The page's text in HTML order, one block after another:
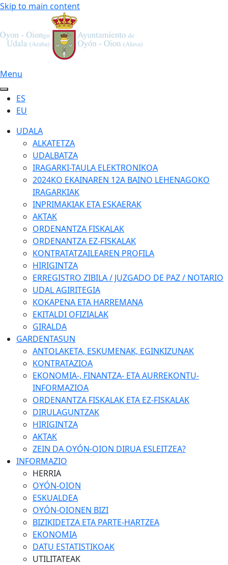
Skip to main content
Menu
ES
EU
UDALA
ALKATETZA
UDALBATZA
IRAGARKI-TAULA ELEKTRONIKOA
2024KO EKAINAREN 12A BAINO LEHENAGOKO
IRAGARKIAK
INPRIMAKIAK ETA ESKAERAK
AKTAK
ORDENANTZA FISKALAK
ORDENANTZA EZ-FISKALAK
KONTRATATZAILEAREN PROFILA
HIRIGINTZA
ERREGISTRO ZIBILA / JUZGADO DE PAZ / NOTARIO
UDAL AGIRITEGIA
KOKAPENA ETA HARREMANA
EKITALDI OFIZIALAK
GIRALDA
GARDENTASUN
ANTOLAKETA, ESKUMENAK, EGINKIZUNAK
KONTRATAZIOA
EKONOMIA-, FINANTZA- ETA AURREKONTU-
INFORMAZIOA
ORDENANTZA FISKALAK ETA EZ-FISKALAK
DIRULAGUNTZAK
HIRIGINTZA
AKTAK
ZEIN DA OYÓN-OION DIRUA ESLEITZEA?
INFORMAZIO
HERRIA
OYÓN-OION
ESKUALDEA
OYÓN-OIONEN BIZI
BIZIKIDETZA ETA PARTE-HARTZEA
EKONOMIA
DATU ESTATISTIKOAK
UTILITATEAK